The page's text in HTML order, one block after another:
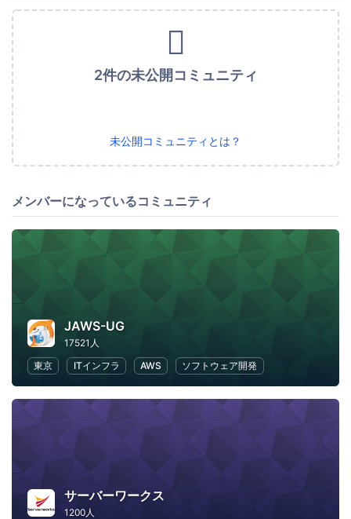
2件の未公開コミュニティ
未公開コミュニティとは？
メンバーになっているコミュニティ
JAWS-UG
17521人
東京
ITインフラ AWS ソフトウェア開発
サーバーワークス
1200人